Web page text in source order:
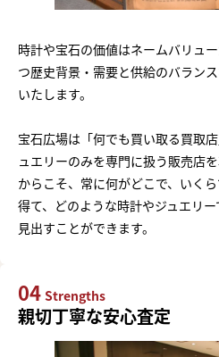
時計や宝石の価値はネームバリュ
つ歴史背景・需要と供給のバラン
いたします。
宝石広場は「何でも買い取る買取
ュエリーのみを専門に扱う販売店
からこそ、常に何がどこで、いく
得て、どのような時計やジュエリ
見出すことができます。
04 Strengths
親切丁寧な安心査定